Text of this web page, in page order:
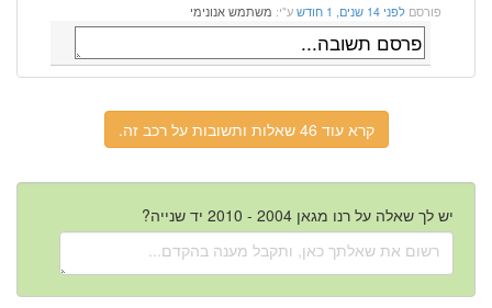
פורסם לפני 14 שנים, 1 חודש ע"י: משתמש אנונימי
קרא עוד 46 שאלות ותשובות על רכב זה.
יש לך שאלה על רנו מגאן 2004 - 2010 יד שנייה?